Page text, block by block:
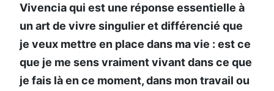
Vivencia qui est une réponse essentielle à
un art de vivre singulier et différencié que
je veux mettre en place dans ma vie : est ce
que je me sens vraiment vivant dans ce que
je fais là en ce moment, dans mon travail ou